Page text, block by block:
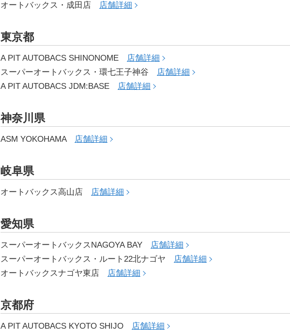
オートバックス・成田店 店舗詳細
東京都
A PIT AUTOBACS SHINONOME
店舗詳細
スーパーオートバックス・環七王子神谷
店舗詳細
A PIT AUTOBACS JDM:BASE
店舗詳細
神奈川県
ASM YOKOHAMA 店舗詳細
岐阜県
オートバックス高山店 店舗詳細
愛知県
スーパーオートバックスNAGOYA BAY
店舗詳細
スーパーオートバックス・ルート22北ナゴヤ
店舗詳細
オートバックスナゴヤ東店
店舗詳細
京都府
A PIT AUTOBACS KYOTO SHIJO
店舗詳細